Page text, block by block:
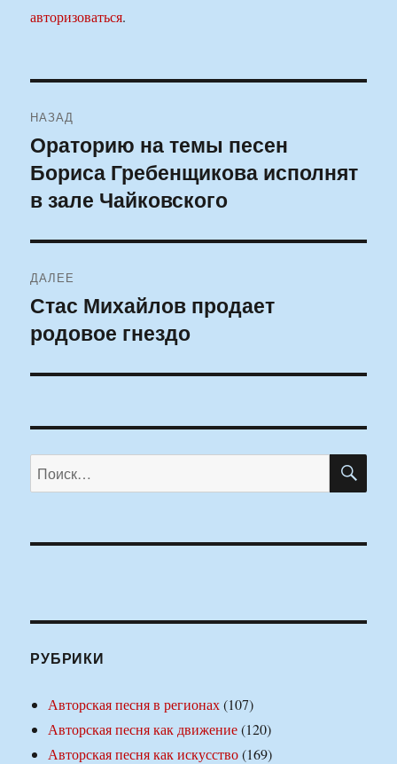
авторизоваться.
по
записям
НАЗАД
Предыдущая
запись:
Ораторию на темы песен
Бориса Гребенщикова исполнят
в зале Чайковского
ДАЛЕЕ
Следующая
запись:
Стас Михайлов продает
родовое гнездо
Искать:
РУБРИКИ
Авторская песня в регионах(107)
Авторская песня как движение(120)
Авторская песня как искусство(169)